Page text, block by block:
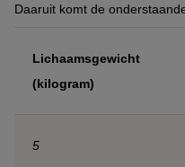
Daaruit komt de
Lichaamsgewicht
(kilogram)
5